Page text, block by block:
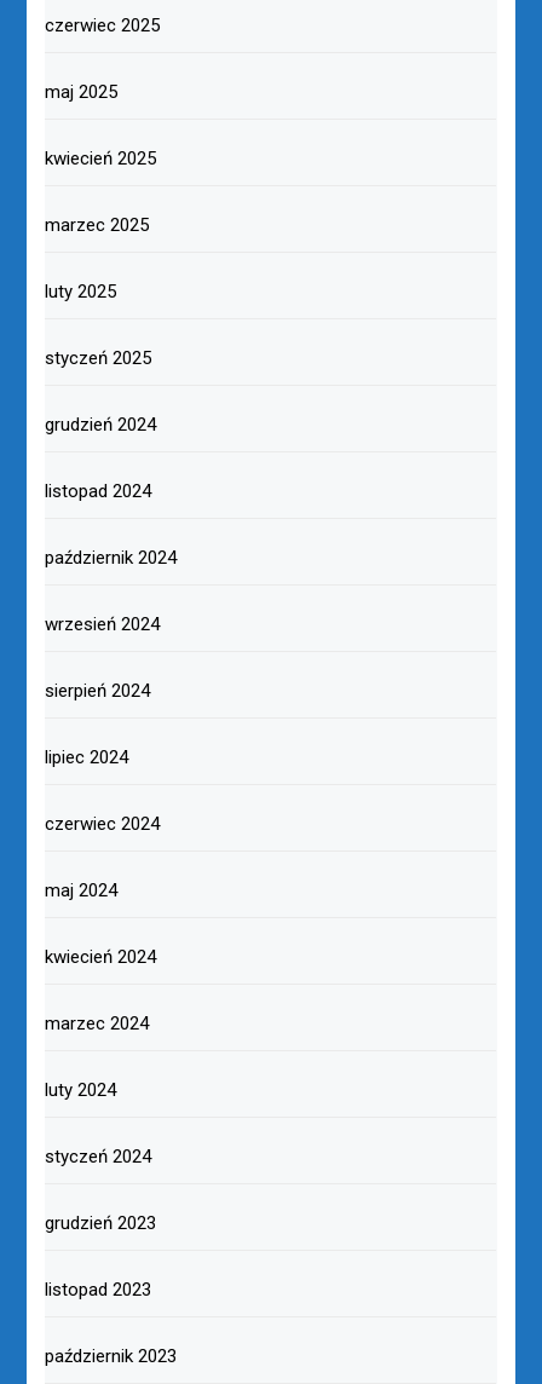
czerwiec 2025
maj 2025
kwiecień 2025
marzec 2025
luty 2025
styczeń 2025
grudzień 2024
listopad 2024
październik 2024
wrzesień 2024
sierpień 2024
lipiec 2024
czerwiec 2024
maj 2024
kwiecień 2024
marzec 2024
luty 2024
styczeń 2024
grudzień 2023
listopad 2023
październik 2023